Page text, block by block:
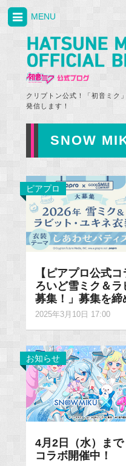
クリプトン公式！「初音ミク
発信します！
MENU
SNOW
ピアプロ
【ピアプロ公式
ろいど雪ミク＆
募集！」募集を締
2025年3月10日 17:00
お知らせ
4月2日（水）まで
コラボ開催中！